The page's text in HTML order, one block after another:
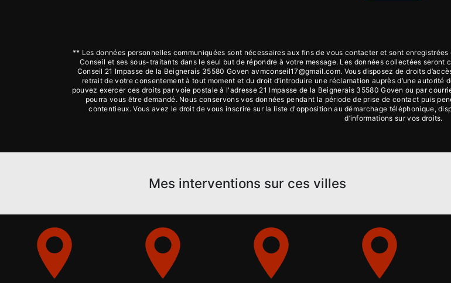
** Les données personnelles communiquées sont nécessaires aux fins de vous contacter et sont
Conseil et ses sous-traitants dans le seul but de répondre à votre message. Les données collectées
Conseil 21 Impasse de la Beignerais 35580 Goven avmconseil17@gmail.com. Vous disposez de droits
retrait de votre consentement à tout moment et du droit d’introduire une réclamation auprès d’une autorité
pouvez exercer ces droits par voie postale à l'adresse 21 Impasse de la Beignerais 35580 Goven ou par
pourra vous être demandé. Nous conservons vos données pendant la période de prise de contact puis
contentieux. Vous avez le droit de vous inscrire sur la liste d'opposition au démarchage téléphonique,
d’informations sur vos droits.
Mes interventions sur ces villes